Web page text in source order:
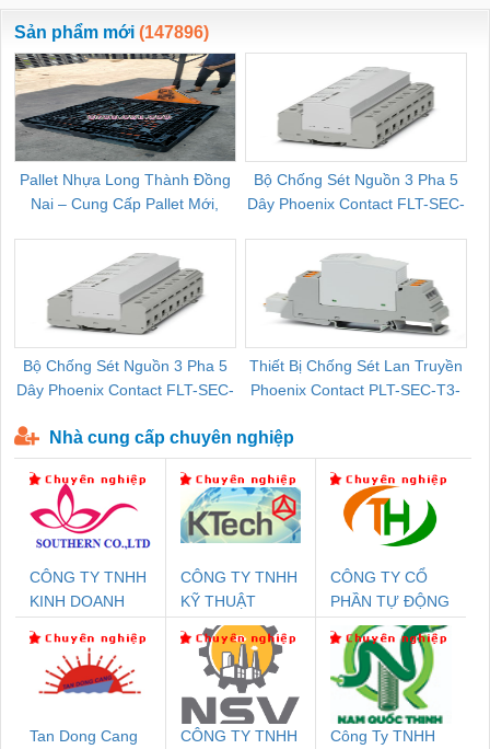
ewara
CHUA CHAY
Sản phẩm mới (147896)
Pallet Nhựa Long Thành Đồng
Nai – Cung Cấp Pallet Mới,
Bộ Chống Sét Nguồn 3 Pha 5
Dây Phoenix Contact FLT-SEC-
Bộ Chống Sét Nguồn 3 Pha 5
Dây Phoenix Contact FLT-SEC-
Thiết Bị Chống Sét Lan Truyền
Phoenix Contact PLT-SEC-T3-
Nhà cung cấp chuyên nghiệp
CÔNG TY TNHH
KINH DOANH
PHƯƠNG NAM
CÔNG TY TNHH
KỸ THUẬT
KTECH VIỆT
NAM
CÔNG TY CỔ
PHẦN TỰ ĐỘNG
TIẾN HƯNG
Tan Dong Cang
CÔNG TY TNHH
Công Ty TNHH